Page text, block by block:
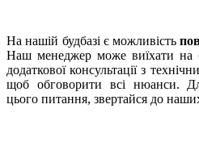
На нашій будбазі є можливість
Наш менеджер може виїхати на
додаткової консультації з
щоб обговорити всі нюанси.
цього питання, звертайся до